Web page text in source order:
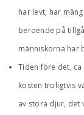
har levt, har
beroende på
människorna har
Tiden före det,
kosten troligtvis
av stora djur, det